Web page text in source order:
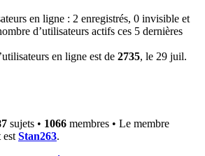
en ligne : 2 enregistrés, 0 invisible et
d’utilisateurs actifs ces 5 dernières
en ligne est de 2735, le 29 juil.
sujets • 1066 membres • Le membre
est Stan263.